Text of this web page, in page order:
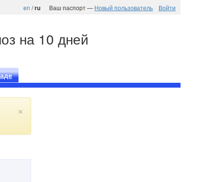
en /ru Ваш паспорт — Новый пользователь Войти
на 10 дней
×